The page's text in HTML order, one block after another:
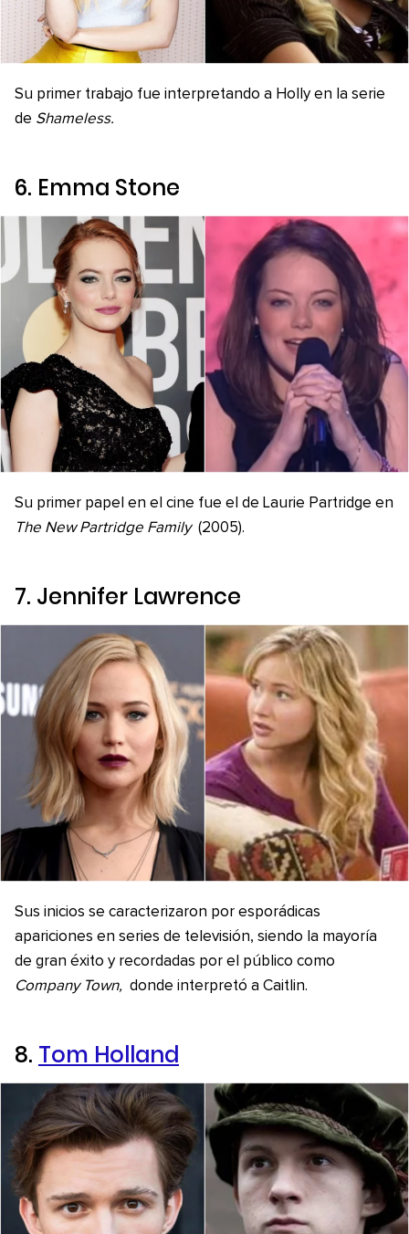
Su primer trabajo fue interpretando a Holly en la serie
de Shameless.
6. Emma Stone
Su primer papel en el cine fue el de Laurie Partridge en
The New Partridge Family (2005).
7. Jennifer Lawrence
Sus inicios se caracterizaron por esporádicas
apariciones en series de televisión, siendo la mayoría
de gran éxito y recordadas por el público como
Company Town, donde interpretó a Caitlin.
8. Tom Holland